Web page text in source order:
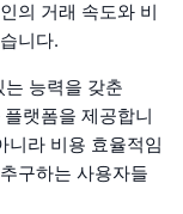
의 거래 속도와 비
니다.
능력을 갖춘
랫폼을 제공합니
니라 비용 효율적임
구하는 사용자들